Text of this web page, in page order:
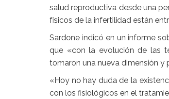
salud reproductiva desde una
físicos de la infertilidad están
Sardone indicó en un informe
que «con la evolución de las
tomaron una nueva dimensión y
«Hoy no hay duda de la
con los fisiológicos en el